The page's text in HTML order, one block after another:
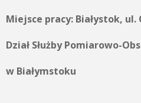
Miejsce pracy: Białystok, ul.
Dział Służby Pomiarowo-
w Białymstoku